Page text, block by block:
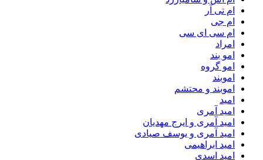
ام تی آر
ام جی
ام سی ای سی
امراد
امو بند
امو گروه
اموبند
اموبند و محتشم
امید
امید آمری
امید آمری و ایرج مهدیان
امید آمری و یوسف صیادی
امید ابراهیمی
امید اسدی